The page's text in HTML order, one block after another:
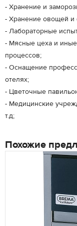
- Хранение и
- Хранение овощей и
- Лабораторные
- Мясные цеха и
процессов;
- Оснащение
отелях;
- Цветочные
- Медицинские
т.д;
Похожие